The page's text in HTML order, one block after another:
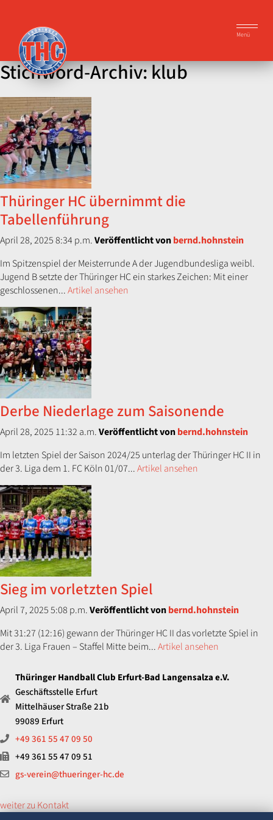
Menü
Stichword-Archiv: klub
Thüringer HC übernimmt die
Tabellenführung
April 28, 2025 8:34 p.m.Veröffentlicht vonbernd.hohnstein
Im Spitzenspiel der Meisterrunde A der Jugendbundesliga weibl.
Jugend B setzte der Thüringer HC ein starkes Zeichen: Mit einer
geschlossenen...Artikel ansehen
Derbe Niederlage zum Saisonende
April 28, 2025 11:32 a.m.Veröffentlicht vonbernd.hohnstein
Im letzten Spiel der Saison 2024/25 unterlag der Thüringer HC II in
der 3. Liga dem 1. FC Köln 01/07...Artikel ansehen
Sieg im vorletzten Spiel
April 7, 2025 5:08 p.m.Veröffentlicht vonbernd.hohnstein
Mit 31:27 (12:16) gewann der Thüringer HC II das vorletzte Spiel in
der 3. Liga Frauen – Staffel Mitte beim...Artikel ansehen
Thüringer Handball Club Erfurt-Bad Langensalza e.V.
Geschäftsstelle Erfurt
Mittelhäuser Straße 21b
99089 Erfurt
+49 361 55 47 09 50
+49 361 55 47 09 51
gs-verein@thueringer-hc.de
weiter zu Kontakt